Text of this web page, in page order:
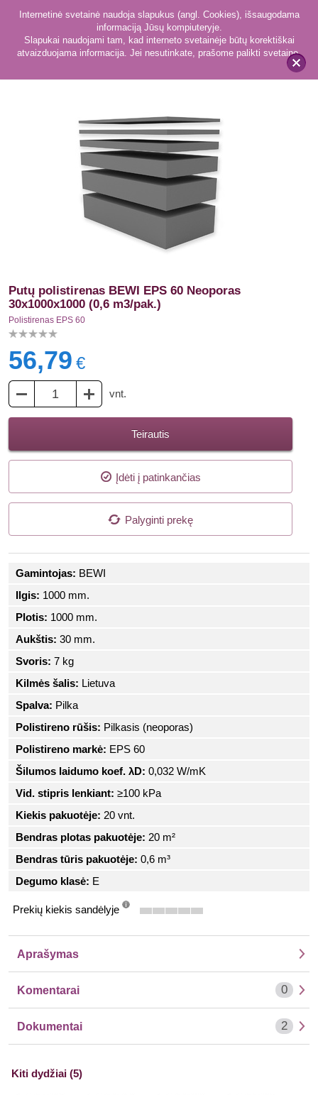
x
Internetinė svetainė naudoja slapukus (angl. Cookies), išsaugodama
informaciją Jūsų kompiuteryje.
Slapukai naudojami tam, kad interneto svetainėje būtų korektiškai
atvaizduojama informacija. Jei nesutinkate, prašome palikti svetainę.
Polistirenas EPS 60 6
Putų polistirenas BEWI EPS 60 Neoporas
30x1000x1000 (0,6 m3/pak.)
Polistirenas EPS 60
56,79 €
vnt.
Teirautis
Įdėti į patinkančias
Palyginti prekę
Gamintojas: BEWI
Ilgis: 1000 mm.
Plotis: 1000 mm.
Aukštis: 30 mm.
Svoris: 7 kg
Kilmės šalis: Lietuva
Spalva: Pilka
Polistireno rūšis: Pilkasis (neoporas)
Polistireno markė: EPS 60
Šilumos laidumo koef. λD: 0,032 W/mK
Vid. stipris lenkiant: ≥100 kPa
Kiekis pakuotėje: 20 vnt.
Bendras plotas pakuotėje: 20 m²
Bendras tūris pakuotėje: 0,6 m³
Degumo klasė: E
Prekių kiekis sandėlyje
Aprašymas
Komentarai 0
Dokumentai 2
Kiti dydžiai (5)